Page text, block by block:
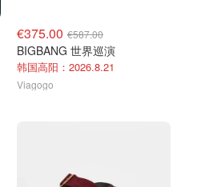
€375.00 €587.00
BIGBANG 世界巡演
韩国高阳：2026.8.21
Viagogo